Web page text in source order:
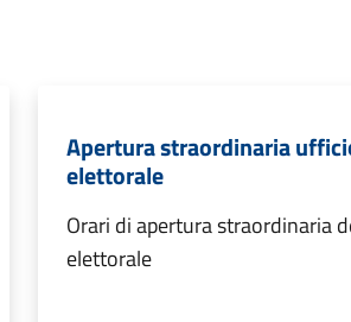
Apertura straordinaria
elettorale
Orari di apertura straordinaria
elettorale